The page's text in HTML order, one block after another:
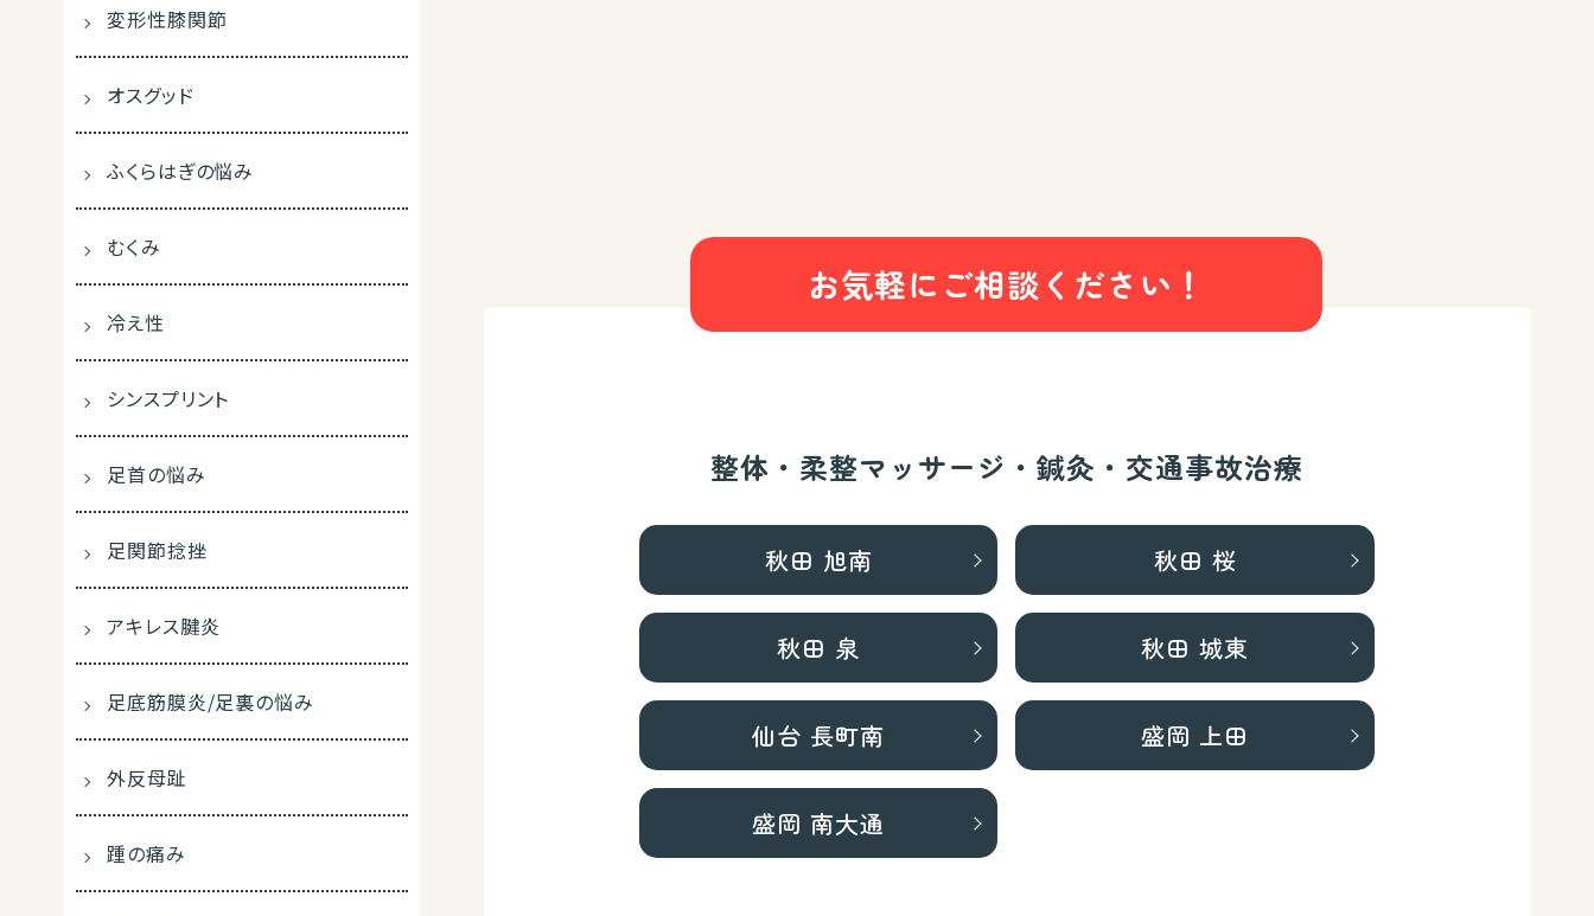
お気軽にご相談ください！
整体・柔整マッサージ・鍼灸・交通事故治療
秋田 旭南 秋田 桜
秋田 泉 秋田 城東
仙台 長町南 盛岡 上田
盛岡 南大通
変形性膝関節
オスグッド
ふくらはぎの悩み
むくみ
冷え性
シンスプリント
足首の悩み
足関節捻挫
アキレス腱炎
足底筋膜炎/足裏の悩み
外反母趾
踵の痛み